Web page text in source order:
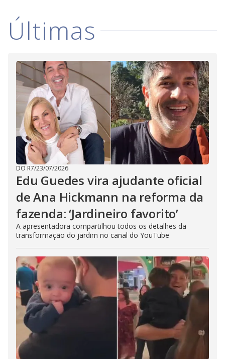
Últimas
DO R7/23/07/2026
Edu Guedes vira ajudante oficial
de Ana Hickmann na reforma da
fazenda: ‘Jardineiro favorito’
A apresentadora compartilhou todos os detalhes da
transformação do jardim no canal do YouTube